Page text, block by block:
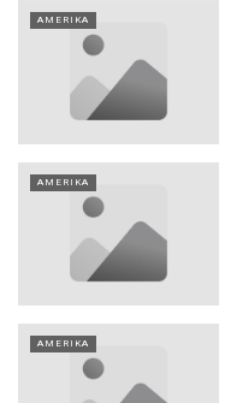
AMERIKA
AMERIKA
AMERIKA